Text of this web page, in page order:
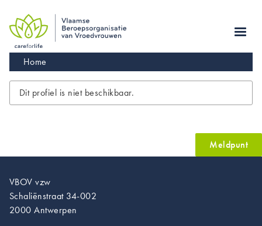
main
navigation
Kruimelpad
Home
Dit profiel is niet beschikbaar.
Meldpunt
VBOV vzw
Schaliënstraat 34-002
2000 Antwerpen